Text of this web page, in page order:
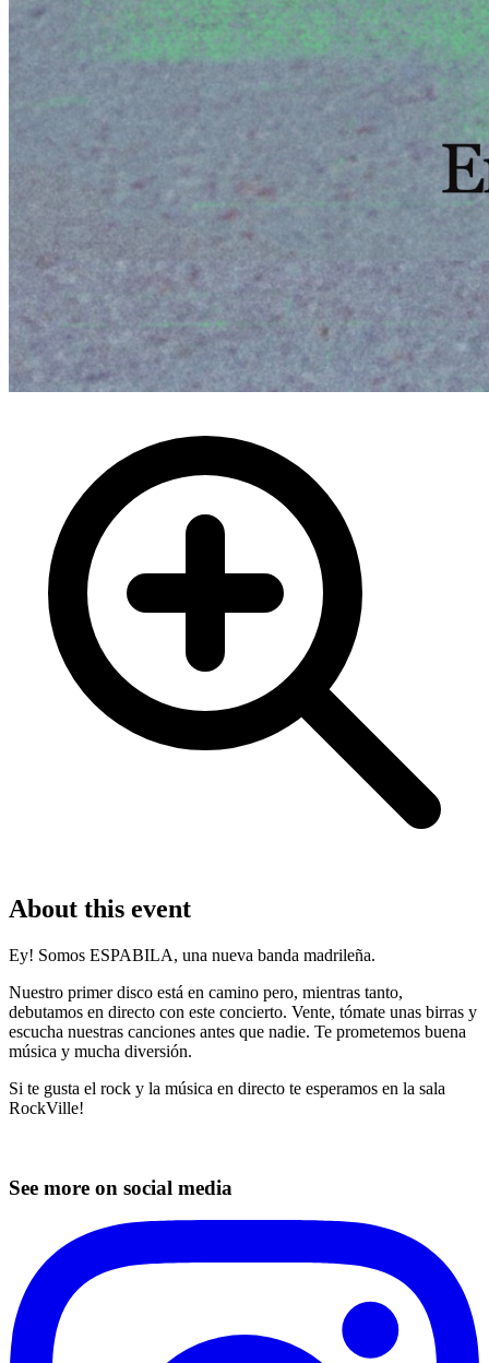
About this event
Ey! Somos ESPABILA, una nueva banda madrileña.
Nuestro primer disco está en camino pero, mientras tanto,
debutamos en directo con este concierto. Vente, tómate unas birras y
escucha nuestras canciones antes que nadie. Te prometemos buena
música y mucha diversión.
Si te gusta el rock y la música en directo te esperamos en la sala
RockVille!
See more on social media